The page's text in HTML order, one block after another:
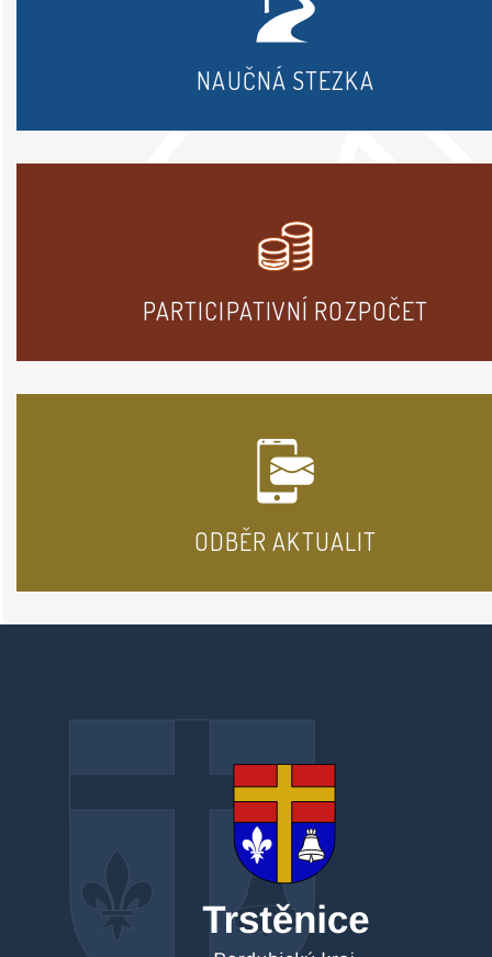
NAUČNÁ STEZKA
PARTICIPATIVNÍ ROZPOČET
ODBĚR AKTUALIT